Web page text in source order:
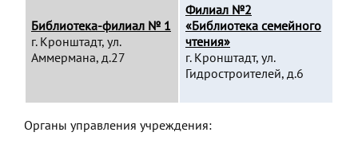
Библиотека-филиал № 1
г. Кронштадт, ул.
Аммермана, д.27
Филиал №2
«Библиотека семейного
чтения»
г. Кронштадт, ул.
Гидростроителей, д.6
Органы управления учреждения: